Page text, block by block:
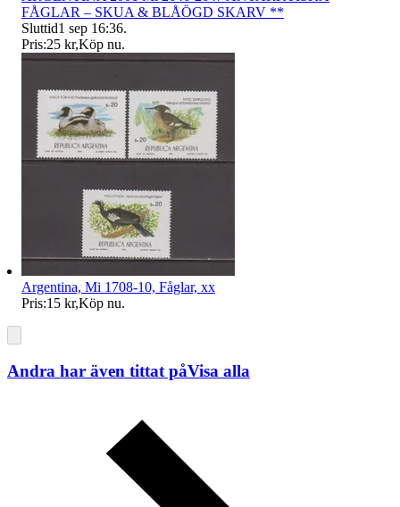
FÅGLAR – SKUA & BLÅÖGD SKARV **
Sluttid1 sep 16:36.
Pris:25 kr,Köp nu.
Argentina, Mi 1708-10, Fåglar, xx
Pris:15 kr,Köp nu.
Andra har även tittat påVisa alla